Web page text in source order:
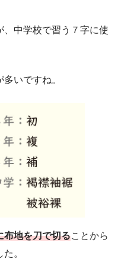
、中学校で習う７字に使
いですね。
布地を刀で切ることから
。